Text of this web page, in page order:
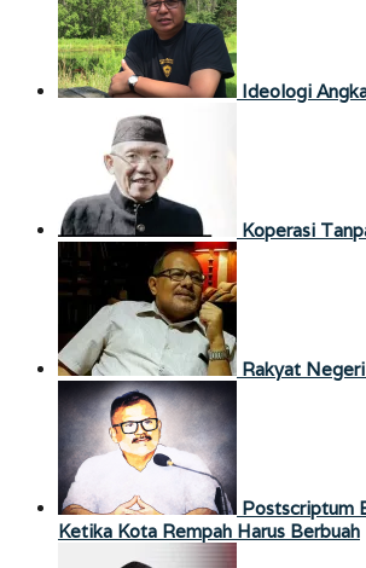
Ideologi
Koperasi
Rakyat
Postscriptum
Ketika Kota Rempah Harus Berbuah